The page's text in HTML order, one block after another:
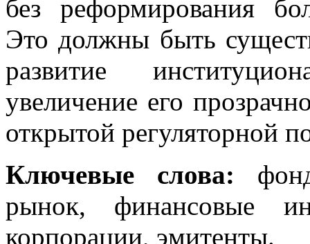
без реформирования
Это должны быть
развитие
увеличение его
открытой регуляторной
Ключевые слова:
рынок, финансовые
корпорации, эмитенты.